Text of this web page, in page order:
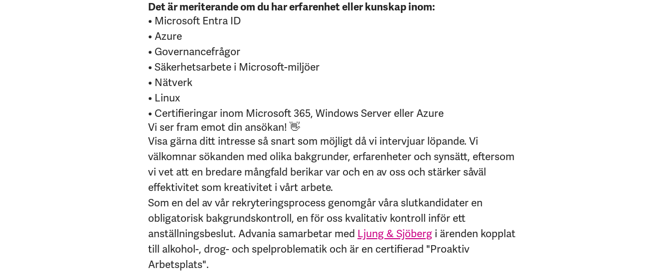
Det är meriterande om du har erfarenhet eller kunskap inom:
• Microsoft Entra ID
• Azure
• Governancefrågor
• Säkerhetsarbete i Microsoft-miljöer
• Nätverk
• Linux
• Certifieringar inom Microsoft 365, Windows Server eller Azure
Vi ser fram emot din ansökan! 👋
Visa gärna ditt intresse så snart som möjligt då vi intervjuar löpande. Vi
välkomnar sökanden med olika bakgrunder, erfarenheter och synsätt, eftersom
vi vet att en bredare mångfald berikar var och en av oss och stärker såväl
effektivitet som kreativitet i vårt arbete.
Som en del av vår rekryteringsprocess genomgår våra slutkandidater en
obligatorisk bakgrundskontroll, en för oss kvalitativ kontroll inför ett
anställningsbeslut. Advania samarbetar med Ljung & Sjöberg i ärenden kopplat
till alkohol-, drog- och spelproblematik och är en certifierad "Proaktiv
Arbetsplats".